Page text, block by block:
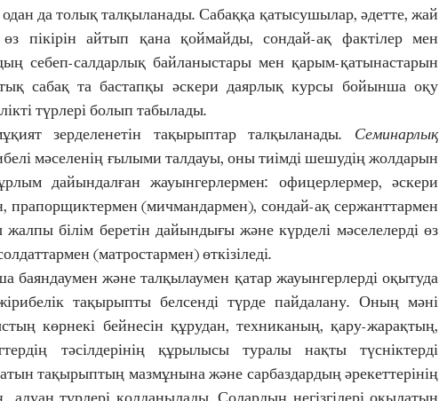
одан да толық талқыланады. Сабаққа қатысушылар, әдетте, жай
өз пікірін айтып қана қоймайды, сондай-ақ фактілер мен
себеп-салдарлық байланыстары мен қарым-қатынастарын
сабақ та бастапқы әскери даярлық курсы бойынша оқу
түрлері болып табылады.
зерделенетін тақырыптар талқыланады. Семинарлық
мәселенің ғылыми талдауы, оны тиімді шешудің жолдарын
дайындалған жауынгерлермен: офицерлермер, әскери
прапорщиктермен (мичмандармен), сондай-ақ сержанттармен
білім беретін дайындығы және күрделі мәселелерді өз
(матростармен) өткізіледі.
баяндаумен және талқылаумен қатар жауынгерлерді оқытуда
тақырыпты белсенді түрде пайдалану. Оның мәні
көрнекі бейнесін құрудан, техниканың, қару-жарақтың,
тәсілдерінің құрылысы туралы нақты түсніктерді
тақырыптың мазмұнына және сарбаздардың әрекеттерінің
алуан түрлері қолданылады. Солардың негізгілері оқылатын